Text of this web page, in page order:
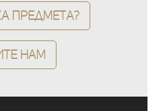
предмета?
нам